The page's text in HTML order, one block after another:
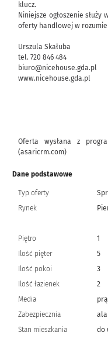
klucz.
Niniejsze ogłoszenie
oferty handlowej w
Urszula Skałuba
tel. 720 846 484
biuro@nicehouse.gda.pl
www.nicehouse.gda.pl
Oferta wysłana z
(asaricrm.com)
Dane podstawowe
Typ oferty
Rynek
Piętro
1
Ilość pięter
5
Ilość pokoi
3
Ilość łazienek
2
Media
Zabezpiecznia
Stan mieszkania
do